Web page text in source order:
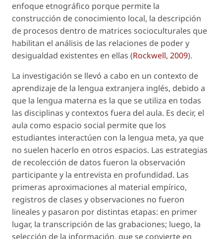
enfoque etnográfico porque permite la
construcción de conocimiento local, la descripción
de procesos dentro de matrices socioculturales que
habilitan el análisis de las relaciones de poder y
desigualdad existentes en ellas (Rockwell, 2009).
La investigación se llevó a cabo en un contexto de
aprendizaje de la lengua extranjera inglés, debido a
que la lengua materna es la que se utiliza en todas
las disciplinas y contextos fuera del aula. Es decir, el
aula como espacio social permite que los
estudiantes interactúen con la lengua meta, ya que
no suelen hacerlo en otros espacios. Las estrategias
de recolección de datos fueron la observación
participante y la entrevista en profundidad. Las
primeras aproximaciones al material empírico,
registros de clases y observaciones no fueron
lineales y pasaron por distintas etapas: en primer
lugar, la transcripción de las grabaciones; luego, la
selección de la información, que se convierte en